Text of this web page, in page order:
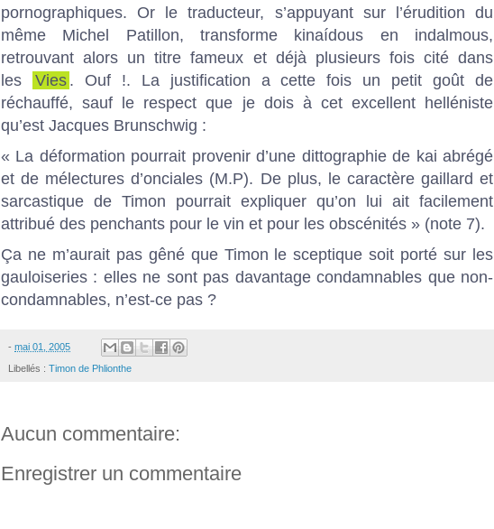
pornographiques. Or le traducteur, s’appuyant sur l’érudition du
même Michel Patillon, transforme kinaídous en indalmous,
retrouvant alors un titre fameux et déjà plusieurs fois cité dans
les
Vies . Ouf !. La justification a cette fois un petit goût de
réchauffé, sauf le respect que je dois à cet excellent helléniste
qu’est Jacques Brunschwig :
« La déformation pourrait provenir d’une dittographie de kai abrégé
et de mélectures d’onciales (M.P). De plus, le caractère gaillard et
sarcastique de Timon pourrait expliquer qu’on lui ait facilement
attribué des penchants pour le vin et pour les obscénités » (note 7).
Ça ne m’aurait pas gêné que Timon le sceptique soit porté sur les
gauloiseries : elles ne sont pas davantage condamnables que non-
condamnables, n’est-ce pas ?
- mai 01, 2005
Libellés : Timon de Phlionthe
Aucun commentaire:
Enregistrer un commentaire